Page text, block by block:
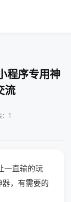
程序专用神
流
1
一直输的玩
器，有需要的